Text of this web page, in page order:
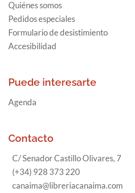
Quiénes somos
Pedidos especiales
Formulario de desistimiento
Accesibilidad
Puede interesarte
Agenda
Contacto
C/ Senador Castillo Olivares, 7
(+34) 928 373 220
canaima@libreriacanaima.com